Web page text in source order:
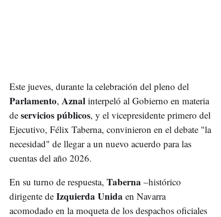
Este jueves, durante la celebración del pleno del
Parlamento, Aznal interpeló al Gobierno en materia
de servicios públicos, y el vicepresidente primero del
Ejecutivo, Félix Taberna, convinieron en el debate "la
necesidad" de llegar a un nuevo acuerdo para las
cuentas del año 2026.
En su turno de respuesta, Taberna –histórico
dirigente de Izquierda Unida en Navarra
acomodado en la moqueta de los despachos oficiales